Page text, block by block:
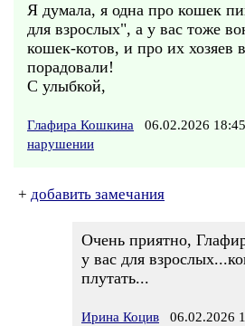
Я думала, я одна про кошек
для взрослых", а у вас тоже
кошек-котов, и про их хозяев
порадовали!
С улыбкой,
Глафира Кошкина 06.02.2026
нарушении
+ добавить замечания
Очень приятно,
у вас для
плутать...
Ирина Коцив 06.02.2026